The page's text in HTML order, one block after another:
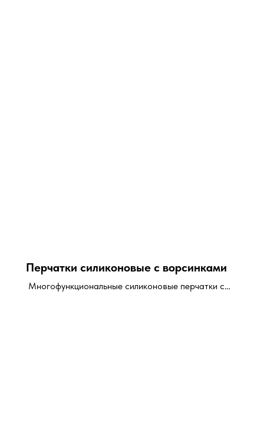
Перчатки силиконовые с ворсинками
Многофункциональные силиконовые перчатки с